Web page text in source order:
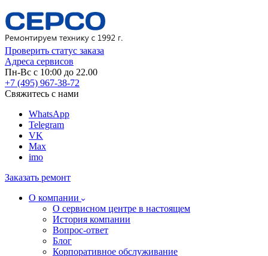
Проверить статус заказа
Адреса сервисов
Пн-Вс с 10:00 до 22.00
+7 (495) 967-38-72
Свяжитесь с нами
WhatsApp
Telegram
VK
Max
imo
Заказать ремонт
О компании
О сервисном центре в настоящем
История компании
Вопрос-ответ
Блог
Корпоративное обслуживание